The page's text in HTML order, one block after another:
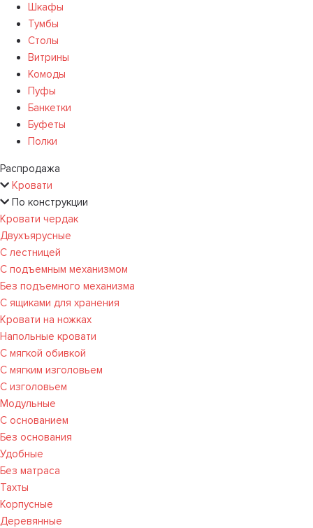
Шкафы
Тумбы
Столы
Витрины
Комоды
Пуфы
Банкетки
Буфеты
Полки
Распродажа
Кровати
По конструкции
Кровати чердак
Двухъярусные
С лестницей
С подъемным механизмом
Без подъемного механизма
С ящиками для хранения
Кровати на ножках
Напольные кровати
С мягкой обивкой
С мягким изголовьем
С изголовьем
Модульные
С основанием
Без основания
Удобные
Без матраса
Тахты
Корпусные
Деревянные